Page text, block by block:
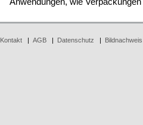
Kontakt| AGB| Datenschutz | Bildnachweis